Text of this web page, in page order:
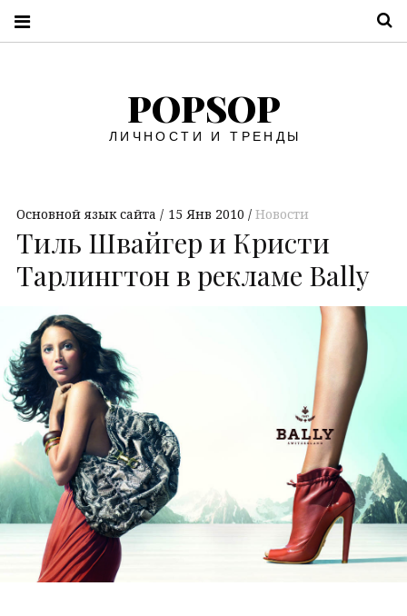
POPSOP
ЛИЧНОСТИ И ТРЕНДЫ
Основной язык сайта 15 Янв 2010 Новости
Тиль Швайгер и Кристи
Тарлингтон в рекламе Bally